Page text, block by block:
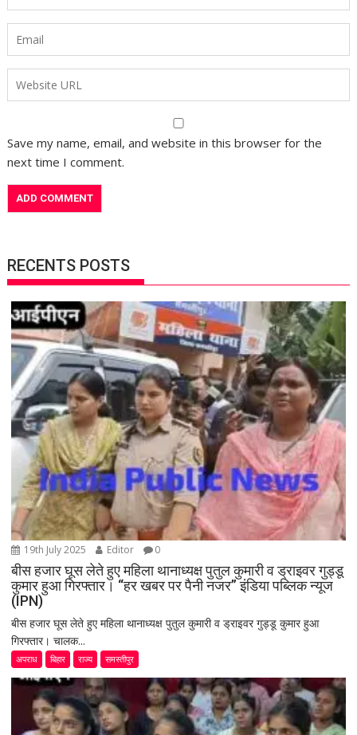
Save my name, email, and website in this browser for the
next time I comment.
RECENTS POSTS
19th July 2025 Editor 0
बीस हजार घूस लेते हुए महिला थानाध्यक्ष पुतुल कुमारी व ड्राइवर गुड्डू
कुमार हुआ गिरफ्तार। “हर खबर पर पैनी नजर” इंडिया पब्लिक न्यूज
(IPN)
बीस हजार घूस लेते हुए महिला थानाध्यक्ष पुतुल कुमारी व ड्राइवर गुड्डू कुमार हुआ
गिरफ्तार। चालक...
अपराध बिहार राज्य समस्तीपुर